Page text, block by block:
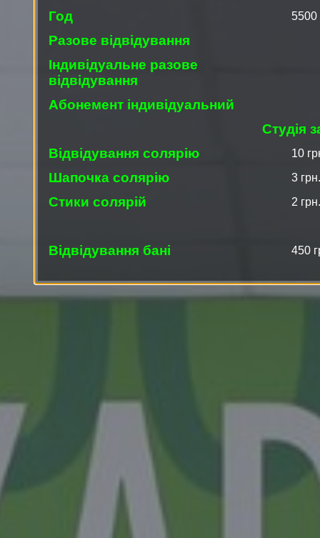
Год 5500
Разове відвідування
Індивідуальне разове
відвідування
Абонемент індивідуальний
Студія
Відвідування солярію
10
Шапочка солярію 3 грн.
Стики солярій 2 грн.
Відвідування бані 450